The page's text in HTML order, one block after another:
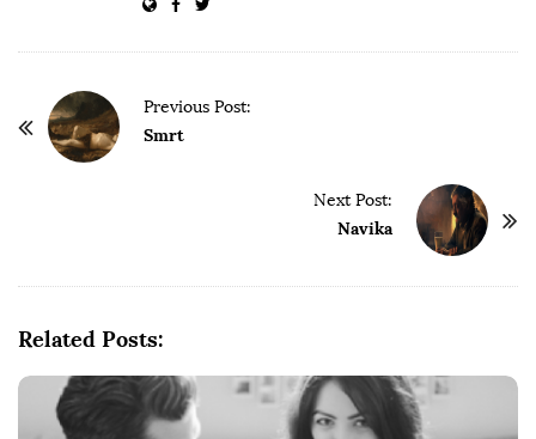
Previous Post:
Smrt
Next Post:
Navika
Related Posts: